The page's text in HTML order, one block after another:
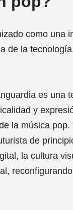
como una
de la
es una
y
la música
de
la cultura